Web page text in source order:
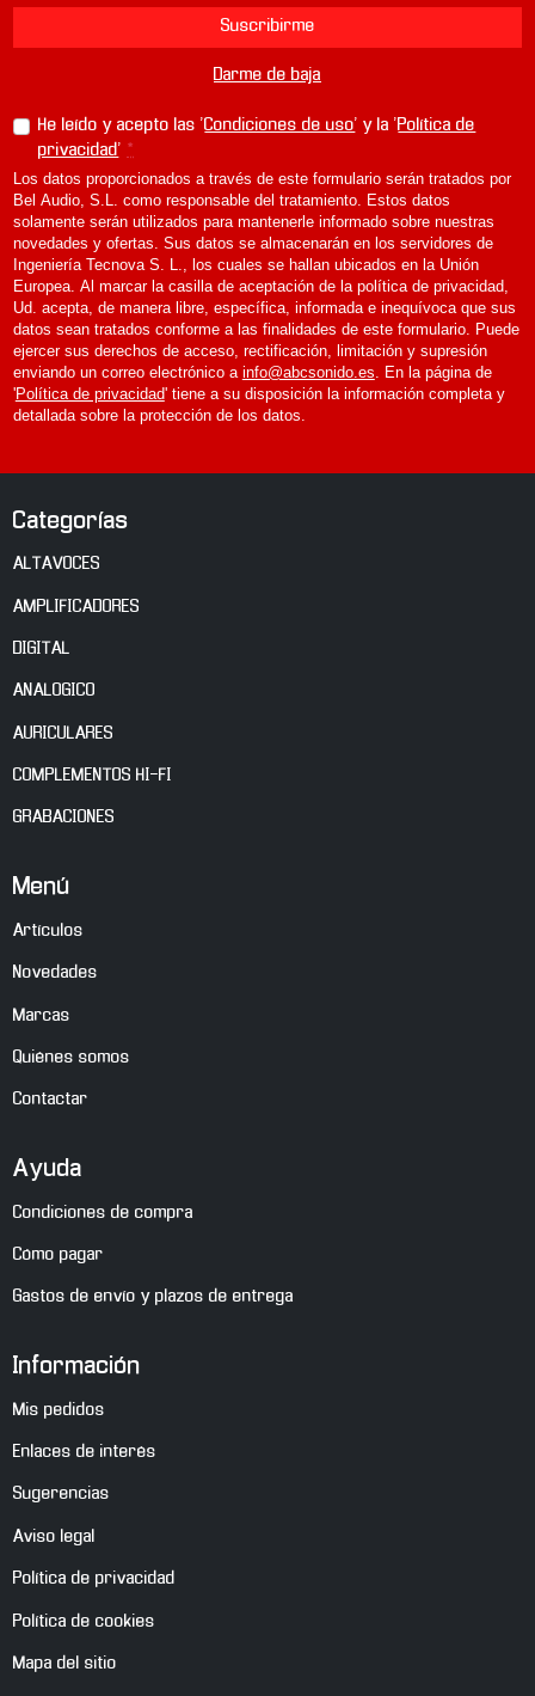
Suscribirme
Darme de baja
He leído y acepto las 'Condiciones de uso' y la ' Política de
privacidad' *
Los datos proporcionados a través de este formulario serán tratados por
Bel Audio, S.L. como responsable del tratamiento. Estos datos
solamente serán utilizados para mantenerle informado sobre nuestras
novedades y ofertas. Sus datos se almacenarán en los servidores de
Ingeniería Tecnova S. L., los cuales se hallan ubicados en la Unión
Europea. Al marcar la casilla de aceptación de la política de privacidad,
Ud. acepta, de manera libre, específica, informada e inequívoca que sus
datos sean tratados conforme a las finalidades de este formulario. Puede
ejercer sus derechos de acceso, rectificación, limitación y supresión
enviando un correo electrónico a info@abcsonido.es . En la página de
'Política de privacidad' tiene a su disposición la información completa y
detallada sobre la protección de los datos.
Categorías
ALTAVOCES
AMPLIFICADORES
DIGITAL
ANALOGICO
AURICULARES
COMPLEMENTOS HI-FI
GRABACIONES
Menú
Artículos
Novedades
Marcas
Quiénes somos
Contactar
Ayuda
Condiciones de compra
Cómo pagar
Gastos de envío y plazos de entrega
Información
Mis pedidos
Enlaces de interés
Sugerencias
Aviso legal
Política de privacidad
Política de cookies
Mapa del sitio